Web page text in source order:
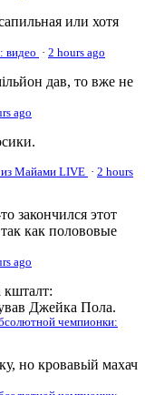
или хотя
видео · 2 hours ago
дав, то вже не
ago
Майами LIVE · 2 hours
закончился этот
как полововые
ago
кшталт:
Джейка Пола.
чемпионки:
но кровавьій махач